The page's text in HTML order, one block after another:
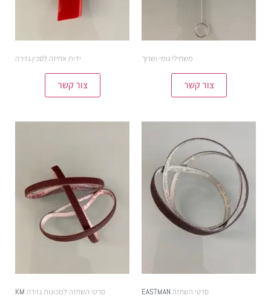
משחילי גומי ושרוך
צור קשר
ידית אחיזה לסכין גזירה
צור קשר
סרטי השחזה EASTMAN סרטי השחזה למכונות גזירה KM